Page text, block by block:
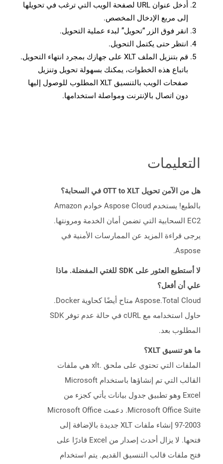
أدخل عنوان URL لصفحة الويب التي ترغب في تحويلها
إلى مربع الإدخال المخصص.
انقر فوق الزر “تحويل” لبدء عملية التحويل.
انتظر حتى يكتمل التحويل.
قم بتنزيل الملف XLT على جهازك بمجرد انتهاء التحويل.
باتباع هذه الخطوات، يمكنك بسهولة تحويل وتنزيل
صفحات الويب بالتنسيق XLT المطلوب للوصول إليها
دون اتصال بالإنترنت ومواصلة استخدامها.
التعليمات
هل من الآمن تحويل OTT to XLT في السحابة؟
بالطبع! يستخدم Aspose Cloud خوادم Amazon
EC2 السحابية التي تضمن أمان الخدمة ومرونتها.
يرجى قراءة المزيد عن الممارسات الأمنية في
Aspose.
لا أستطيع العثور على SDK للغتي المفضلة. ماذا
علي أن أفعل؟
Aspose.Total Cloud متاح أيضًا كحاوية Docker.
حاول استخدامه مع cURL في حالة عدم توفر SDK
المطلوب بعد.
ما هو تنسيق XLT؟
الملفات التي تحتوي على ملحق .xlt هي ملفات
القالب التي تم إنشاؤها باستخدام Microsoft
Excel وهو تطبيق جدول بيانات يأتي كجزء من
Microsoft Office Suite. دعمت Microsoft Office
97-2003 إنشاء ملفات XLT جديدة بالإضافة إلى
فتحها. لا يزال أحدث إصدار من Excel قادرًا على
فتح ملفات قالب التنسيق القديم. يتم استخدام